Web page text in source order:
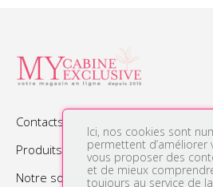
Contacts
Produits
Notre société
Ici, nos cookies sont
permettent d’améliorer
vous proposer des
et de mieux
toujours au service de